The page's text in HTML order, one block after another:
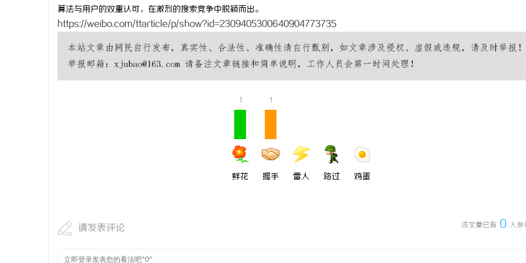
算法与用户的双重认可，在激烈的搜索竞争中脱颖而出。
https://weibo.com/ttarticle/p/show?id=2309405300640904773735
1
鲜花
1
握手 雷人 路过 鸡蛋
该文章已有 0 人参
请发表评论